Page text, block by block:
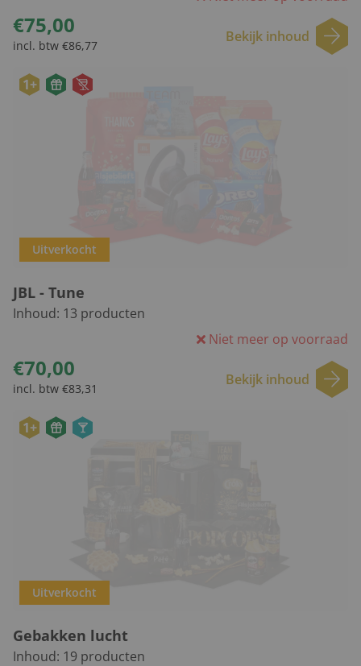
€75,00
incl. btw €86,77
Bekijk inhoud
1+
Uitverkocht
JBL - Tune
Inhoud: 13 producten
Niet meer op voorraad
€70,00
incl. btw €83,31
Bekijk inhoud
1+
Uitverkocht
Gebakken lucht
Inhoud: 19 producten